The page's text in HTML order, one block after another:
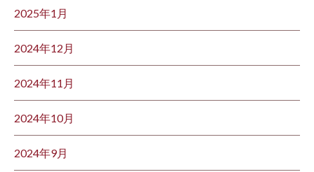
2025年1月
2024年12月
2024年11月
2024年10月
2024年9月